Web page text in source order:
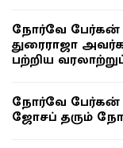
நோர்வே பேர்கன்
துரைராஜா
பற்றிய
நோர்வே பேர்கன்
ஜோசப் தரும்